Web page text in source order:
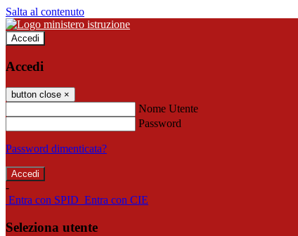
Salta al contenuto
Accedi
Accedi
button close ×
Nome Utente
Password
Password dimenticata?
-
Entra con SPID Entra con CIE
Seleziona utente